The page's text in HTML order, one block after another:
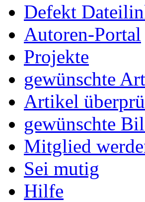
Defekt
Autoren-Portal
Projekte
gewünschte
Artikel
gewünschte
Mitglied
Sei mutig
Hilfe